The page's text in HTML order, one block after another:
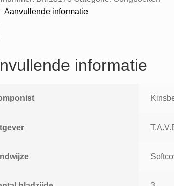
Aanvullende informatie
informatie